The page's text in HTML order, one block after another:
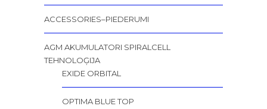
ACCESSORIES–PIEDERUMI
AGM AKUMULATORI SPIRALCELL
TEHNOLOĢIJA
EXIDE ORBITAL
OPTIMA BLUE TOP